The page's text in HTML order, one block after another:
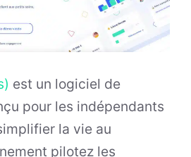
est un logiciel de
pour les indépendants
la vie au
pilotez les